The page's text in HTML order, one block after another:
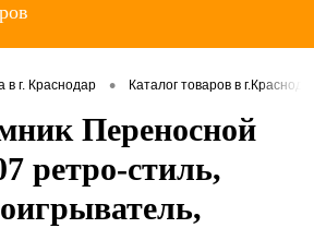
в г. Краснодар • Каталог товаров в
Переносной
ретро-стиль,